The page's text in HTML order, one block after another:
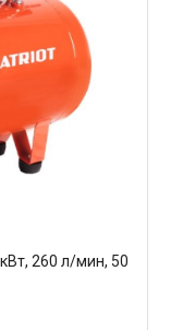
260 л/мин, 50